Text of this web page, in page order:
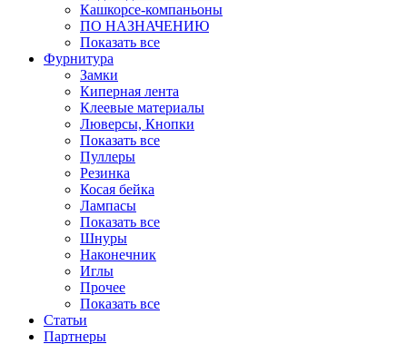
Кашкорсе-компаньоны
ПО НАЗНАЧЕНИЮ
Показать все
Фурнитура
Замки
Киперная лента
Клеевые материалы
Люверсы, Кнопки
Показать все
Пуллеры
Резинка
Косая бейка
Лампасы
Показать все
Шнуры
Наконечник
Иглы
Прочее
Показать все
Статьи
Партнеры